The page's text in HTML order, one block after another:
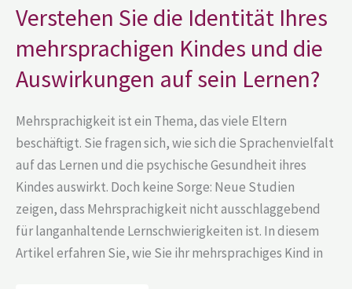
Verstehen Sie die Identität Ihres
mehrsprachigen Kindes und die
Auswirkungen auf sein Lernen?
Mehrsprachigkeit ist ein Thema, das viele Eltern
beschäftigt. Sie fragen sich, wie sich die Sprachenvielfalt
auf das Lernen und die psychische Gesundheit ihres
Kindes auswirkt. Doch keine Sorge: Neue Studien
zeigen, dass Mehrsprachigkeit nicht ausschlaggebend
für langanhaltende Lernschwierigkeiten ist. In diesem
Artikel erfahren Sie, wie Sie ihr mehrsprachiges Kind in
mehrsprachigen
Kindes
und
die
Auswirkungen
auf
sein